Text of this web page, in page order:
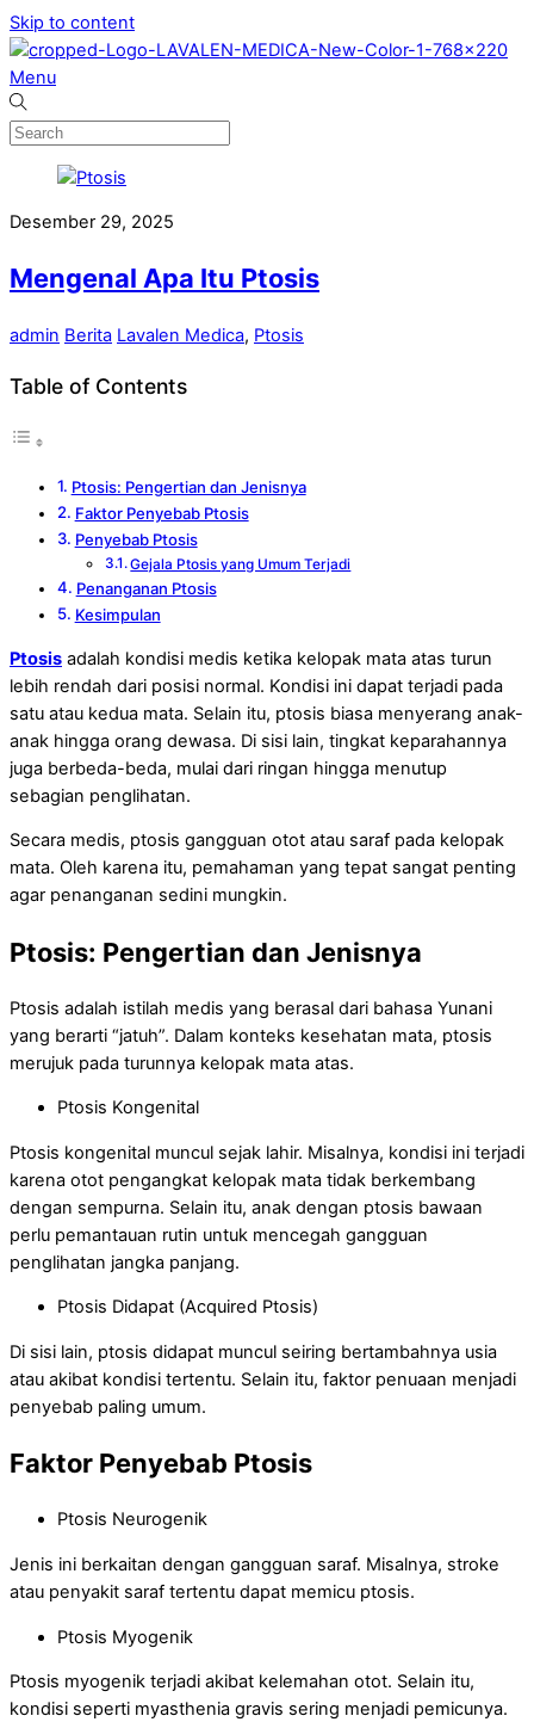
Skip to content
Menu
Desember 29, 2025
Mengenal Apa Itu Ptosis
admin Berita Lavalen Medica, Ptosis
Table of Contents
Ptosis: Pengertian dan Jenisnya
Faktor Penyebab Ptosis
Penyebab Ptosis
Gejala Ptosis yang Umum Terjadi
Penanganan Ptosis
Kesimpulan
Ptosis adalah kondisi medis ketika kelopak mata atas turun
lebih rendah dari posisi normal. Kondisi ini dapat terjadi pada
satu atau kedua mata. Selain itu, ptosis biasa menyerang anak-
anak hingga orang dewasa. Di sisi lain, tingkat keparahannya
juga berbeda-beda, mulai dari ringan hingga menutup
sebagian penglihatan.
Secara medis, ptosis gangguan otot atau saraf pada kelopak
mata. Oleh karena itu, pemahaman yang tepat sangat penting
agar penanganan sedini mungkin.
Ptosis: Pengertian dan Jenisnya
Ptosis adalah istilah medis yang berasal dari bahasa Yunani
yang berarti “jatuh”. Dalam konteks kesehatan mata, ptosis
merujuk pada turunnya kelopak mata atas.
Ptosis Kongenital
Ptosis kongenital muncul sejak lahir. Misalnya, kondisi ini terjadi
karena otot pengangkat kelopak mata tidak berkembang
dengan sempurna. Selain itu, anak dengan ptosis bawaan
perlu pemantauan rutin untuk mencegah gangguan
penglihatan jangka panjang.
Ptosis Didapat (Acquired Ptosis)
Di sisi lain, ptosis didapat muncul seiring bertambahnya usia
atau akibat kondisi tertentu. Selain itu, faktor penuaan menjadi
penyebab paling umum.
Faktor Penyebab Ptosis
Ptosis Neurogenik
Jenis ini berkaitan dengan gangguan saraf. Misalnya, stroke
atau penyakit saraf tertentu dapat memicu ptosis.
Ptosis Myogenik
Ptosis myogenik terjadi akibat kelemahan otot. Selain itu,
kondisi seperti myasthenia gravis sering menjadi pemicunya.